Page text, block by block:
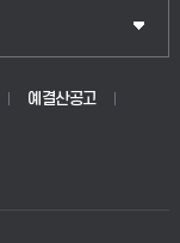
예결산공고